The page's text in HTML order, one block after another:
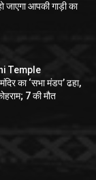
जाएगा आपकी गाड़ी का
Temple
का ‘सभा मंडप’ ढहा,
7 की मौत